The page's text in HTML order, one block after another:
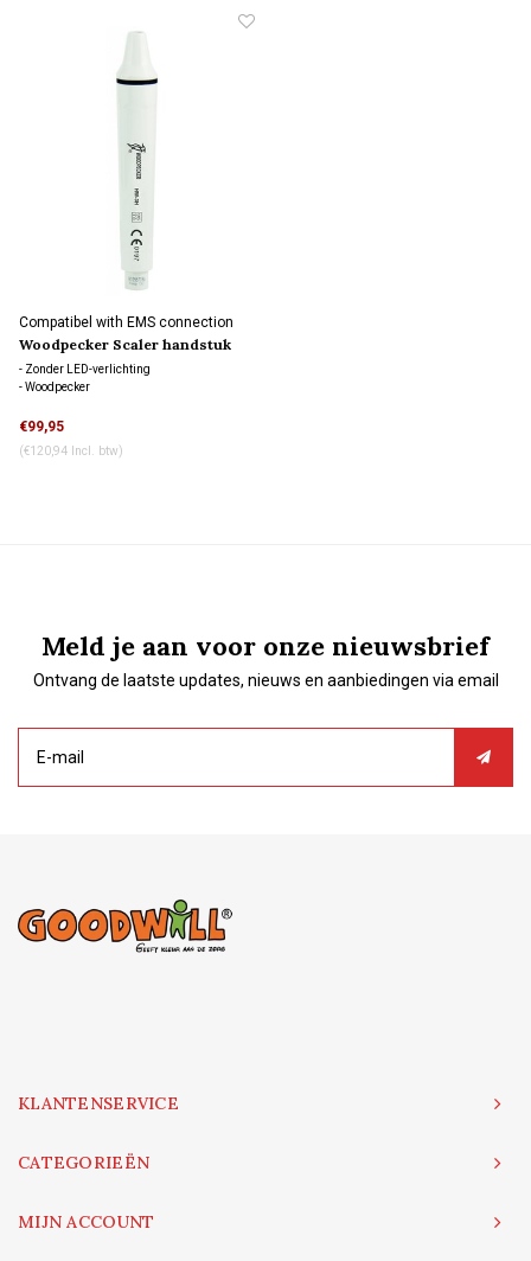
Compatibel with EMS connection
Woodpecker Scaler handstuk
HW-3H
- Zonder LED-verlichting
- Woodpecker
€99,95
(€120,94 Incl. btw)
Meld je aan voor onze nieuwsbrief
Ontvang de laatste updates, nieuws en aanbiedingen via email
KLANTENSERVICE
CATEGORIEËN
MIJN ACCOUNT